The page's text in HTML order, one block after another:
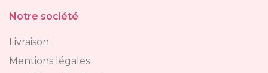
Notre société
Livraison
Mentions légales